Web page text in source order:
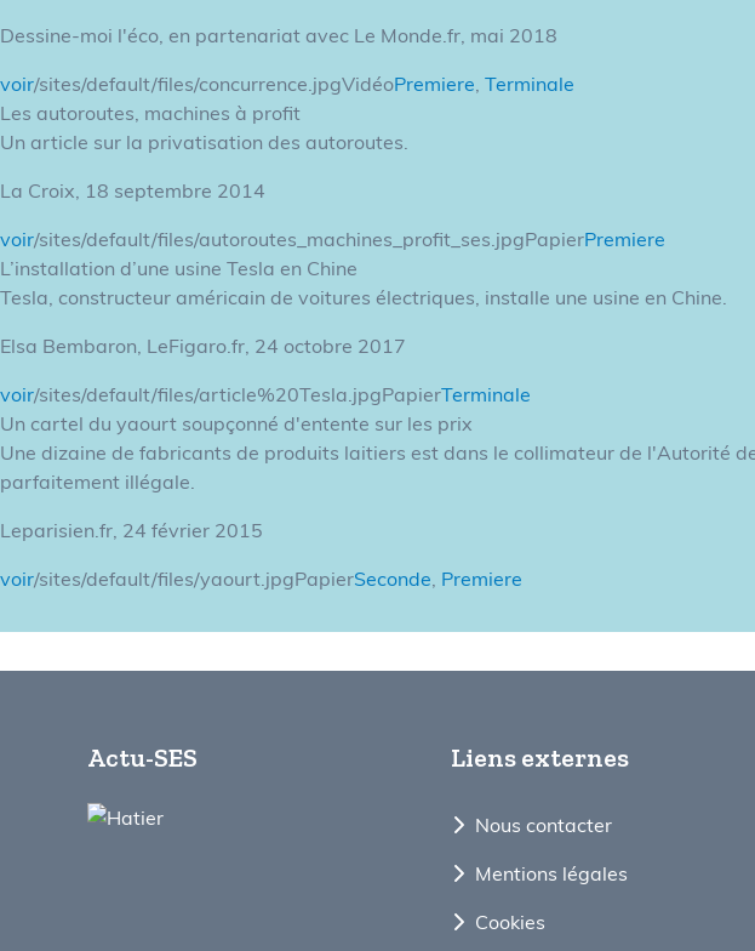
Dessine-moi l'éco, en partenariat avec Le Monde.fr, mai 2018
voir/sites/default/files/concurrence.jpgVidéoPremiere, Terminale
Les autoroutes, machines à profit
Un article sur la privatisation des autoroutes.
La Croix, 18 septembre 2014
voir/sites/default/files/autoroutes_machines_profit_ses.jpgPapierPremiere
L’installation d’une usine Tesla en Chine
Tesla, constructeur américain de voitures électriques, installe une usine en Chine.
Elsa Bembaron, LeFigaro.fr, 24 octobre 2017
voir/sites/default/files/article%20Tesla.jpgPapierTerminale
Un cartel du yaourt soupçonné d'entente sur les prix
Une dizaine de fabricants de produits laitiers est dans le collimateur de l'Autorité
parfaitement illégale.
Leparisien.fr, 24 février 2015
voir/sites/default/files/yaourt.jpgPapierSeconde, Premiere
Actu-SES Liens externes
Nous contacter
Mentions légales
Cookies